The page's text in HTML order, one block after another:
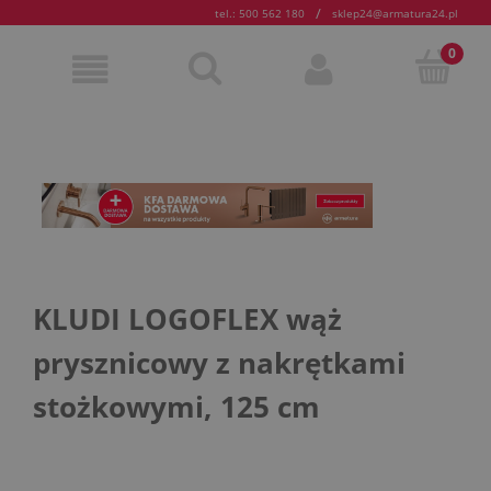
tel.: 500 562 180 / sklep24@armatura24.pl
KLUDI LOGOFLEX wąż
prysznicowy z nakrętkami
stożkowymi, 125 cm